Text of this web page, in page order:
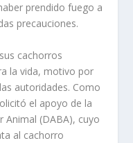
prendido fuego a
precauciones.
cachorros
la vida, motivo por
autoridades. Como
el apoyo de la
Animal (DABA), cuyo
al cachorro